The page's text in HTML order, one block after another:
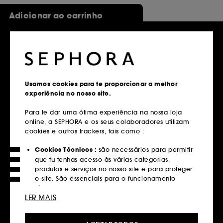
Adicionar ao carrinho
VAIS SAIR?
Usamos cookies para te proporcionar a melhor
experiência no nosso site.
Para te dar uma ótima experiência na nossa loja
online, a SEPHORA e os seus colaboradores utilizam
cookies e outros trackers, tais como :
Cookies Técnicos : são necessários para permitir
que tu tenhas acesso às várias categorias,
produtos e serviços no nosso site e para proteger
o site. São essenciais para o funcionamento
técnico do site e não podem ser desativados.
LER MAIS